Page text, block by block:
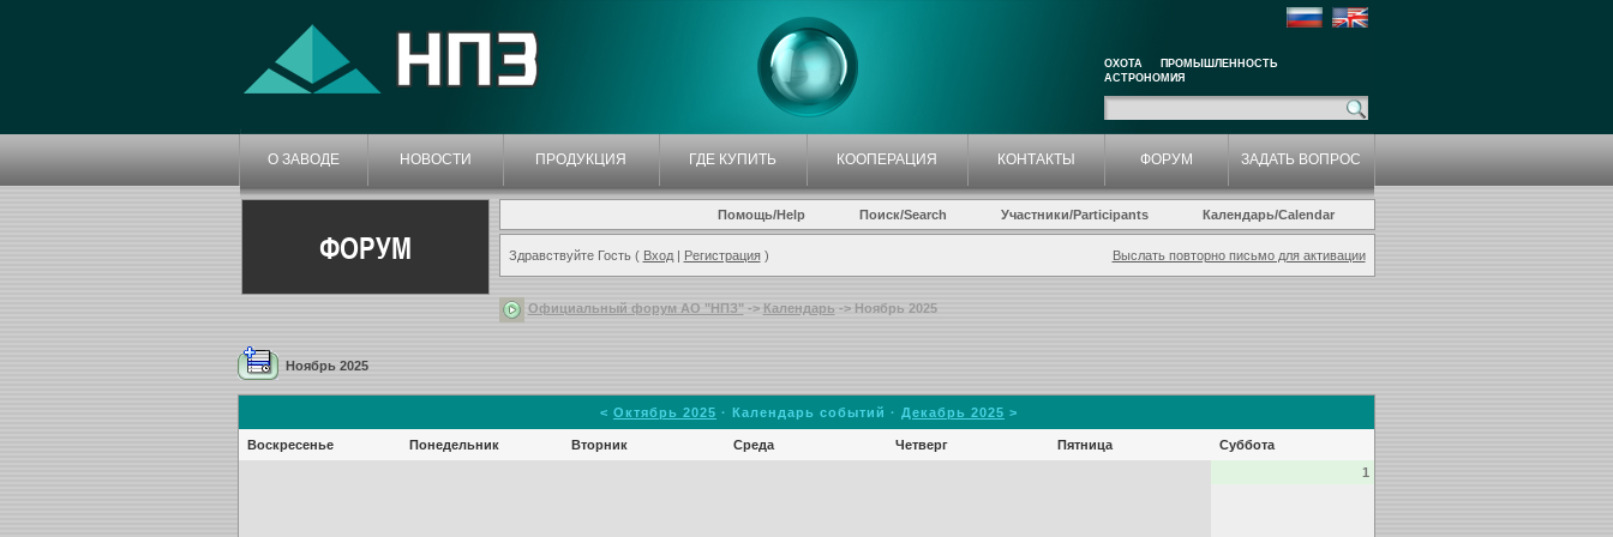
ОХОТА
ПРОМЫШЛЕННОСТЬ
АСТРОНОМИЯ
О ЗАВОДЕ НОВОСТИ ПРОДУКЦИЯ ГДЕ КУПИТЬ КООПЕРАЦИЯ КОНТАКТЫ ФОРУМ ЗАДАТЬ ВОПРОС
ФОРУМ
Помощь/Help Поиск/Search Участники/Participants Календарь/Calendar
Здравствуйте Гость ( Вход| Регистрация) Выслать повторно письмо для активации
Официальный форум АО "НПЗ"-> Календарь -> Ноябрь 2025
Ноябрь 2025
< Октябрь 2025 · Календарь событий · Декабрь 2025 >
Воскресенье Понедельник Вторник Среда Четверг Пятница
Суббота
1